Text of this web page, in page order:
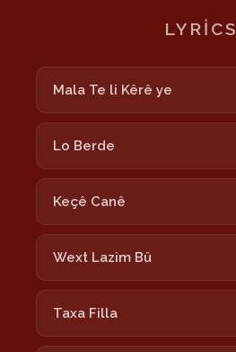
LYRICS
Mala Te li Kêrê ye
Lo Berde
Keçê Canê
Wext Lazim Bû
Taxa Filla